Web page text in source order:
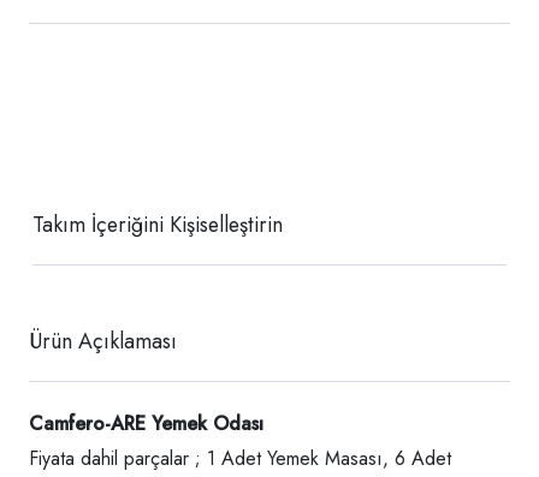
Takım İçeriğini Kişiselleştirin
Ürün Açıklaması
Camfero-ARE Yemek Odası
Fiyata dahil parçalar ; 1 Adet Yemek Masası, 6 Adet